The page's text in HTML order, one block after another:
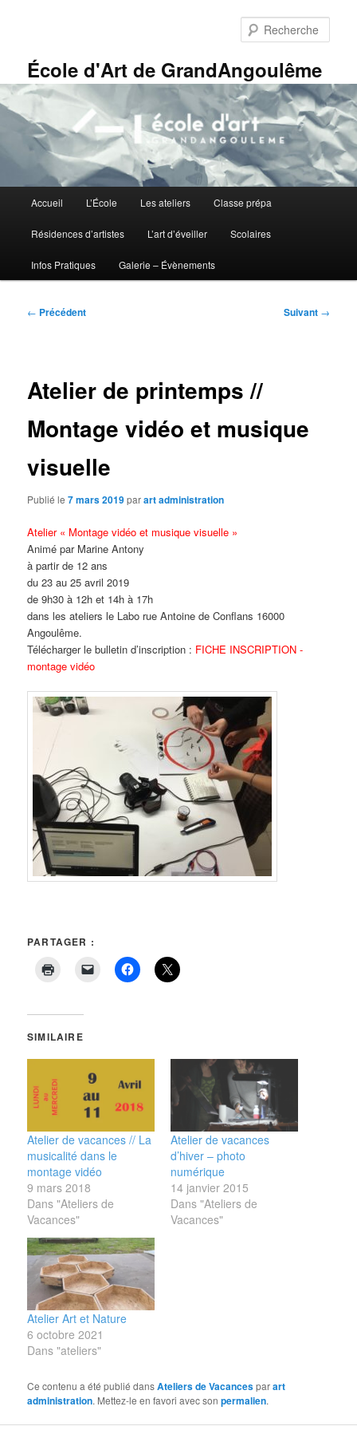
principalÉcole d'Art de GrandAngoulême
principal
Accueil L’École Les ateliers Classe prépa
Résidences d’artistes L’art d’éveiller Scolaires
Infos Pratiques Galerie – Évènements
Navigation
← Précédent Suivant →
Atelier de printemps //
Montage vidéo et musique
visuelle
Publié le7 mars 2019parart administration
Atelier « Montage vidéo et musique visuelle »
Animé par Marine Antony
à partir de 12 ans
du 23 au 25 avril 2019
de 9h30 à 12h et 14h à 17h
dans les ateliers le Labo rue Antoine de Conflans 16000
Angoulême.
Télécharger le bulletin d’inscription : FICHE INSCRIPTION -
montage vidéo
PARTAGER :
SIMILAIRE
Atelier de vacances // La
musicalité dans le
montage vidéo
9 mars 2018
Dans "Ateliers de
Vacances"
Atelier de vacances
d’hiver – photo
numérique
14 janvier 2015
Dans "Ateliers de
Vacances"
Atelier Art et Nature
6 octobre 2021
Dans "ateliers"
Ce contenu a été publié dansAteliers de Vacancesparart
administration. Mettez-le en favori avec sonpermalien.